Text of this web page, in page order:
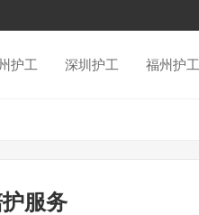
护工 深圳护工 福州护工
服务